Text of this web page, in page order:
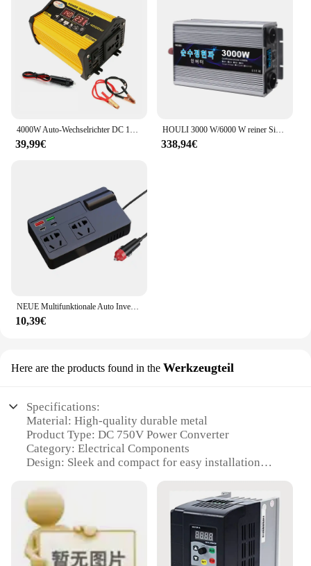
39,99€
HOULI 3000 W/6000 W reiner Sinus-Wechselrichter DC 12 V zu AC (2 Ausgänge) 220 V Konverter mit 2,1 A USB-Ladeanschlüssen
338,94€
10,39€
Here are the products found in the Werkzeugteil
Specifications:
Material: High-quality durable metal
Product Type: DC 750V Power Converter
Category: Electrical Components
Design: Sleek and compact for easy installation
devices
Performance: Reliable and efficient voltage
conversion
Features:
|Wholesale|Vendors|